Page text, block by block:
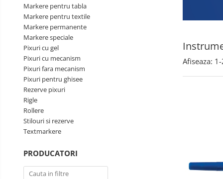
Perforatoare de birou si
profesionale
Pioneze si ace cu gamalie
Stampile, tusuri si tusiere
Suporturi pentru articole de birou
Suporturi pentru documente,
reviste, cataloage
Tavite pentru documente
Organizare si arhivare
Bibliorafturi
Caiete mecanice
Markere pentru tabla
Markere pentru textile
Markere permanente
Markere speciale
Pixuri cu gel
Pixuri cu mecanism
Pixuri fara mecanism
Pixuri pentru ghisee
Rezerve pixuri
Rigle
Rollere
Stilouri si rezerve
Textmarkere
PRODUCATORI
Afiseaza: 1-